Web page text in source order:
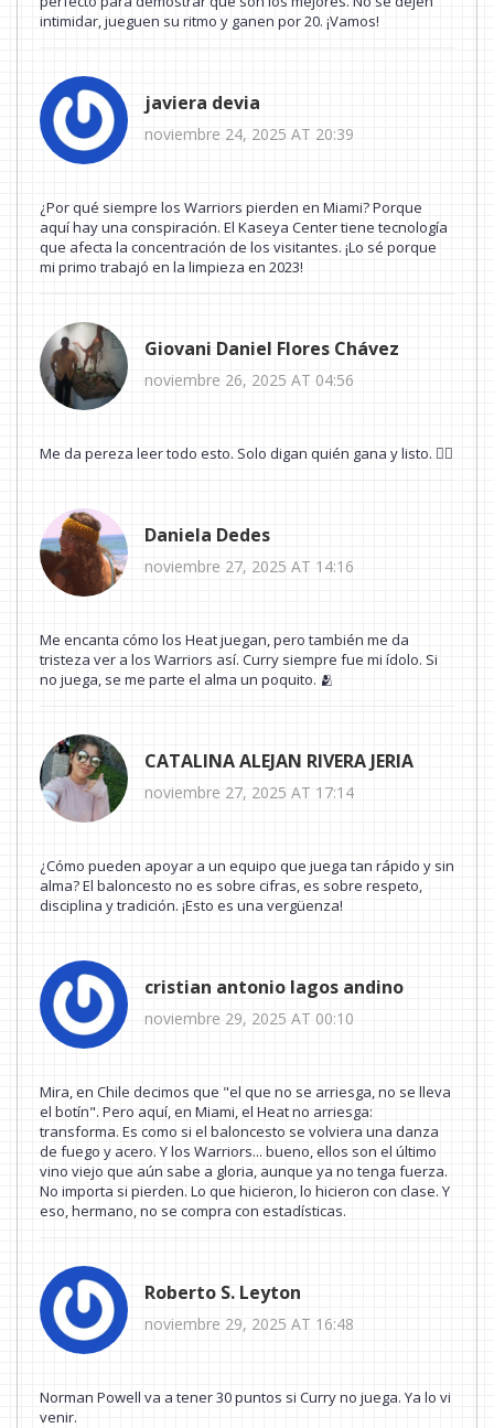
intimidar, jueguen su ritmo y ganen por 20. ¡Vamos!
javiera devia
noviembre 24, 2025 AT 20:39
¿Por qué siempre los Warriors pierden en Miami? Porque
aquí hay una conspiración. El Kaseya Center tiene tecnología
que afecta la concentración de los visitantes. ¡Lo sé porque
mi primo trabajó en la limpieza en 2023!
Giovani Daniel Flores Chávez
noviembre 26, 2025 AT 04:56
Me da pereza leer todo esto. Solo digan quién gana y listo. 🤷‍♂️
Daniela Dedes
noviembre 27, 2025 AT 14:16
Me encanta cómo los Heat juegan, pero también me da
tristeza ver a los Warriors así. Curry siempre fue mi ídolo. Si
no juega, se me parte el alma un poquito. 🫂
CATALINA ALEJAN RIVERA JERIA
noviembre 27, 2025 AT 17:14
¿Cómo pueden apoyar a un equipo que juega tan rápido y sin
alma? El baloncesto no es sobre cifras, es sobre respeto,
disciplina y tradición. ¡Esto es una vergüenza!
cristian antonio lagos andino
noviembre 29, 2025 AT 00:10
Mira, en Chile decimos que "el que no se arriesga, no se lleva
el botín". Pero aquí, en Miami, el Heat no arriesga:
transforma. Es como si el baloncesto se volviera una danza
de fuego y acero. Y los Warriors... bueno, ellos son el último
vino viejo que aún sabe a gloria, aunque ya no tenga fuerza.
No importa si pierden. Lo que hicieron, lo hicieron con clase. Y
eso, hermano, no se compra con estadísticas.
Roberto S. Leyton
noviembre 29, 2025 AT 16:48
Norman Powell va a tener 30 puntos si Curry no juega. Ya lo vi
venir.